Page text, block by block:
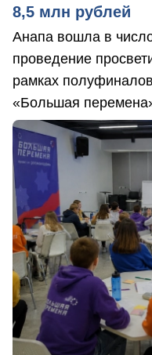
8,5 млн рублей
Анапа вошла в
проведение
рамках
«Большая